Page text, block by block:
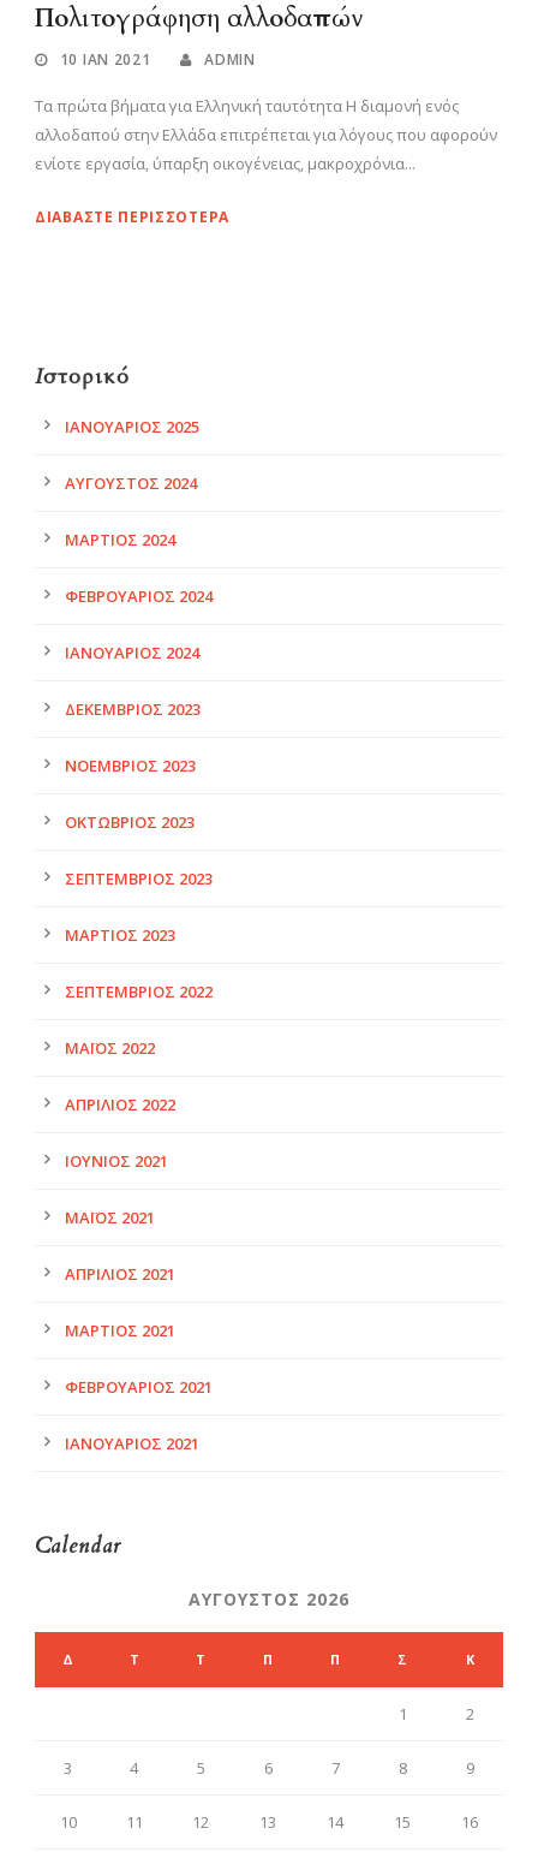
Πολιτογράφηση αλλοδαπών
10 ΙΑΝ 2021 ADMIN
Τα πρώτα βήματα για Ελληνική ταυτότητα Η διαμονή ενός
αλλοδαπού στην Ελλάδα επιτρέπεται για λόγους που αφορούν
ενίοτε εργασία, ύπαρξη οικογένειας, μακροχρόνια...
ΔΙΑΒΆΣΤΕ ΠΕΡΙΣΣΌΤΕΡΑ
Ιστορικό
ΙΑΝΟΥΆΡΙΟΣ 2025
ΑΎΓΟΥΣΤΟΣ 2024
ΜΆΡΤΙΟΣ 2024
ΦΕΒΡΟΥΆΡΙΟΣ 2024
ΙΑΝΟΥΆΡΙΟΣ 2024
ΔΕΚΈΜΒΡΙΟΣ 2023
ΝΟΈΜΒΡΙΟΣ 2023
ΟΚΤΏΒΡΙΟΣ 2023
ΣΕΠΤΈΜΒΡΙΟΣ 2023
ΜΆΡΤΙΟΣ 2023
ΣΕΠΤΈΜΒΡΙΟΣ 2022
ΜΆΙΟΣ 2022
ΑΠΡΊΛΙΟΣ 2022
ΙΟΎΝΙΟΣ 2021
ΜΆΙΟΣ 2021
ΑΠΡΊΛΙΟΣ 2021
ΜΆΡΤΙΟΣ 2021
ΦΕΒΡΟΥΆΡΙΟΣ 2021
ΙΑΝΟΥΆΡΙΟΣ 2021
Calendar
ΑΎΓΟΥΣΤΟΣ 2026
Δ Τ Τ Π Π Σ Κ
1 2
3 4 5 6 7 8 9
10 11 12 13 14 15 16